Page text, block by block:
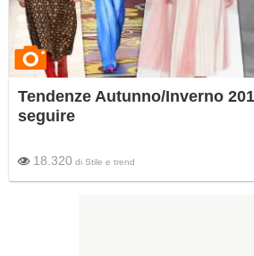
Tendenze Autunno/Inverno
seguire
18.320 di Stile e trend